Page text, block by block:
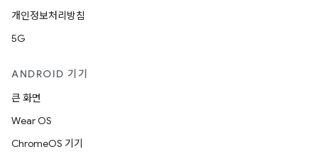
개인정보처리방침
5G
ANDROID 기기
큰 화면
Wear OS
ChromeOS 기기